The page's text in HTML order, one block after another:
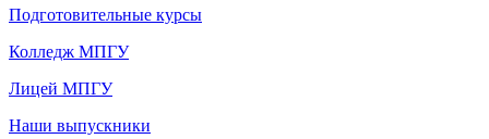
Подготовительные курсы
Колледж МПГУ
Лицей МПГУ
Наши выпускники